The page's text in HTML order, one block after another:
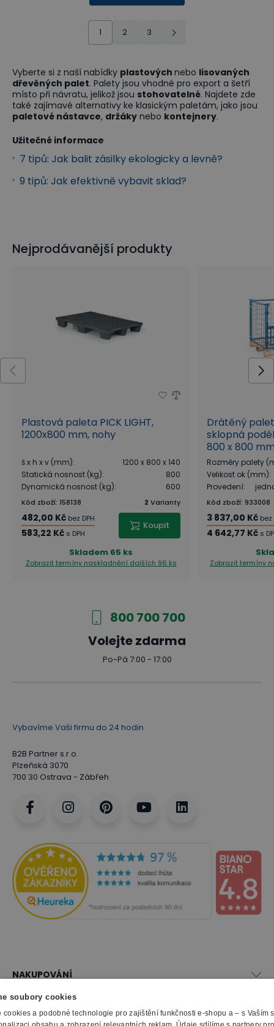
1 2 3
Vyberte si z naší nabídky plastových nebo lisovaných
dřevěných palet. Palety jsou vhodné pro export a šetří
místo při návratu, jelikož jsou stohovatelné. Najdete zde
také zajímavé alternativy ke klasickým paletám, jako jsou
paletové nástavce, držáky nebo kontejnery.
Užitečné informace
7 tipů: Jak balit zásilky ekologicky a levně?
9 tipů: Jak efektivně vybavit sklad?
Nejprodávanější produkty
Plastová paleta PICK LIGHT,
1200x800 mm, nohy
š x h x v (mm):
1200 x 800 x 140
Statická nosnost (kg):
800
Dynamická nosnost (kg): 600
Kód zboží: 158138 2 Varianty
482,00 Kč bez DPH
583,22 Kč s DPH
Koupit
Skladem 65 ks
Zobrazit termíny naskladnění dalších 96 ks
Drátěný
sklopná
800 x 800
Rozměry palety
Velikost ok (mm):
Provedení:
Kód zboží: 933008
3 837,00 Kč bez
4 642,77 Kč s
Zobrazit termíny
800 700 700
Volejte zdarma
Po-Pá 7:00 - 17:00
Vybavíme Vaši firmu do 24 hodin
B2B Partner s.r.o.
Plzeňská 3070
700 30 Ostrava - Zábřeh
NAKUPOVÁNÍ
Vše o nákupu
Obchodní podmínky
SLUŽBY
soubory cookies
cookies a podobné technologie pro zajištění funkčnosti e-shopu a – s Vaším